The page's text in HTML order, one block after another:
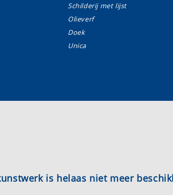
Schilderij met lijst
Olieverf
Doek
Unica
is helaas niet meer